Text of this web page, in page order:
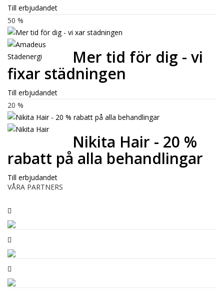
Till erbjudandet
50 %
Mer tid för dig - vi
fixar städningen
Till erbjudandet
20 %
Nikita Hair - 20 %
rabatt på alla behandlingar
Till erbjudandet
VÅRA PARTNERS